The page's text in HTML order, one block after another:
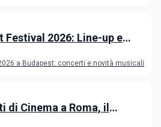
Festival 2026: Line-up e
a Budapest: concerti e novità musicali
di Cinema a Roma, il